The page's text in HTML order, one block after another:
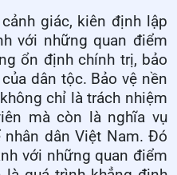
giác, kiên định lập
với những quan điểm
ổn định chính trị, bảo
dân tộc. Bảo vệ nền
chỉ là trách nhiệm
mà còn là nghĩa vụ
dân Việt Nam. Đó
với những quan điểm